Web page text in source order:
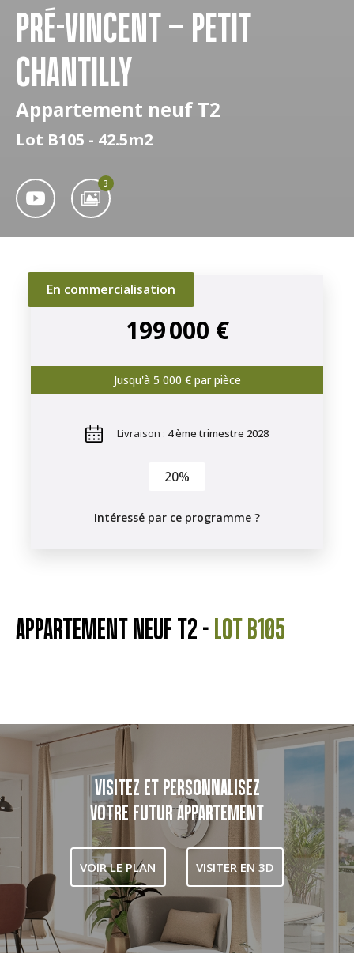
PRÉ-VINCENT – PETIT
CHANTILLY
Appartement neuf T2
Lot B105 - 42.5m2
3
En commercialisation
199 000 €
Jusqu'à 5 000 € par pièce
Livraison : 4 ème trimestre 2028
20%
Intéressé par ce programme ?
APPARTEMENT NEUF T2 - LOT B105
VISITEZ ET PERSONNALISEZ
VOTRE FUTUR APPARTEMENT
VOIR LE PLAN VISITER EN 3D